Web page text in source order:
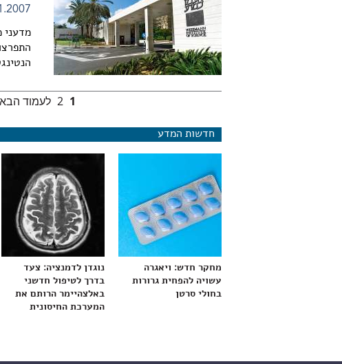
מדעני
1
2 לעמוד
חדשות המדע
מחקר חדש: ויאגרה
עשויה להפחית גרורות
בחולי סרטן
נוגדן לדמנציה: צעד
בדרך לטיפול חדשני
באלצהיימר הרותם את
המערכת החיסונית